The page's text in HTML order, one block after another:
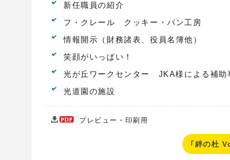
新任職員の紹介
フ・クレール クッキー・パン工房
情報開示（財務諸表、役員名簿他）
笑顔がいっぱい！
光が丘ワークセンター JKA様による補助
光道園の施設
プレビュー・印刷用
｢絆の杜